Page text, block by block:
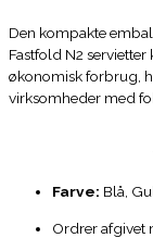
Den kompakte
Fastfold N2
økonomisk forbrug,
virksomheder med
Farve: Blå, Gul
Ordrer afgivet